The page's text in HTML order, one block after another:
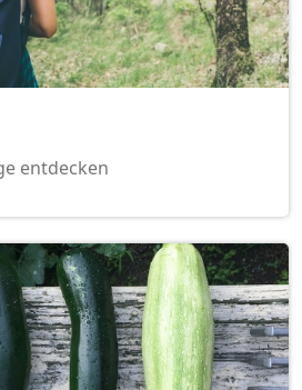
entdecken